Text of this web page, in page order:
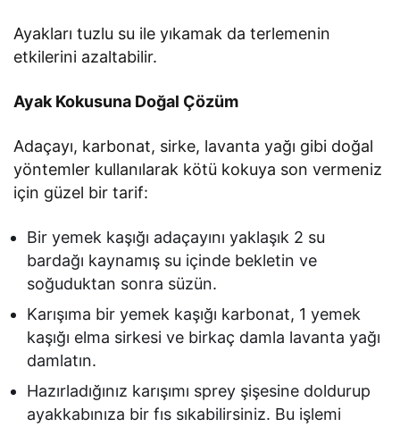
Ayakları tuzlu su ile yıkamak da terlemenin
etkilerini azaltabilir.
Ayak Kokusuna Doğal Çözüm
Adaçayı, karbonat, sirke, lavanta yağı gibi doğal
yöntemler kullanılarak kötü kokuya son vermeniz
için güzel bir tarif:
Bir yemek kaşığı adaçayını yaklaşık 2 su
bardağı kaynamış su içinde bekletin ve
soğuduktan sonra süzün.
Karışıma bir yemek kaşığı karbonat, 1 yemek
kaşığı elma sirkesi ve birkaç damla lavanta yağı
damlatın.
Hazırladığınız karışımı sprey şişesine doldurup
ayakkabınıza bir fıs sıkabilirsiniz. Bu işlemi